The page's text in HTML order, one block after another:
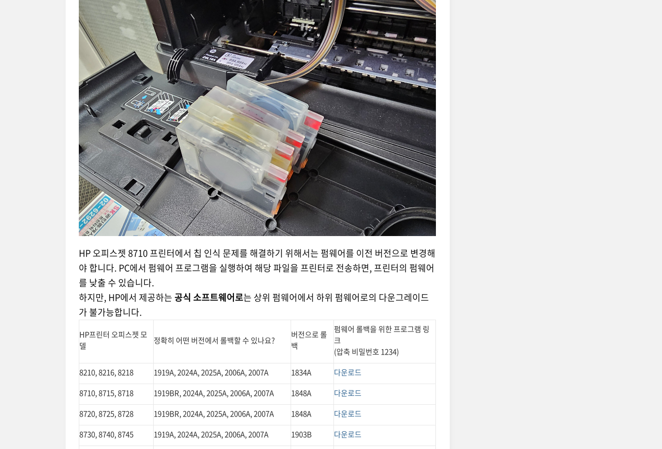
HP 오피스젯 8710 프린터에서 칩 인식 문제를 해결하기 위해서는 펌웨어를 이전 버전으로 변경해
야 합니다. PC에서 펌웨어 프로그램을 실행하여 해당 파일을 프린터로 전송하면, 프린터의 펌웨어
를 낮출 수 있습니다.
하지만, HP에서 제공하는 공식 소프트웨어로는 상위 펌웨어에서 하위 펌웨어로의 다운그레이드
가 불가능합니다.
HP프린터 오피스젯 모
델
정확히 어떤 버전에서 롤백할 수 있나요?
버전으로 롤
백
펌웨어 롤백을 위한 프로그램 링
크
(압축 비밀번호 1234)
8210, 8216, 8218
1919A, 2024A, 2025A, 2006A, 2007A 1834A
다운로드
8710, 8715, 8718
1919BR, 2024A, 2025A, 2006A, 2007A 1848A
다운로드
8720, 8725, 8728
1919BR, 2024A, 2025A, 2006A, 2007A 1848A
다운로드
8730, 8740, 8745
1919A, 2024A, 2025A, 2006A, 2007A 1903B 다운로드